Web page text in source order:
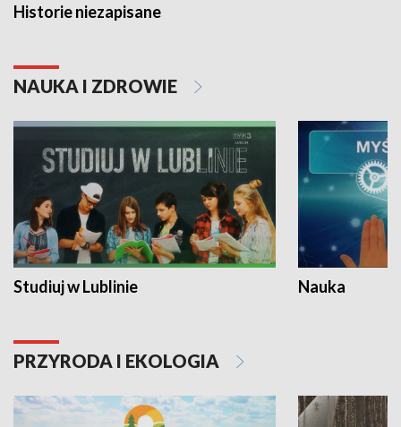
Historie niezapisane
NAUKA I ZDROWIE
Studiuj w Lublinie Nauka
PRZYRODA I EKOLOGIA